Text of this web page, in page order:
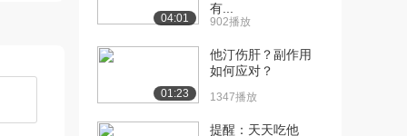
04:01
有...
902播放
01:23
他汀伤肝？副作用
如何应对？
1347播放
提醒：天天吃他